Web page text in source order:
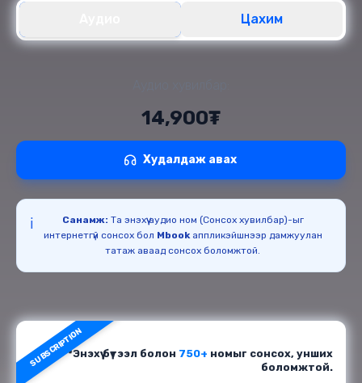
Цахим
14,900₮
Худалдаж авах
ℹ️ Санамж: Та энэхүү аудио ном (Сонсох хувилбар)-ыг
интернетгүй сонсох бол Mbookаппликэйшнээр дамжуулан
татаж аваад сонсох боломжтой.
SUBSCRIPTION*Энэхүү бүтээл болон 750+ номыг сонсох, унших
боломжтой.